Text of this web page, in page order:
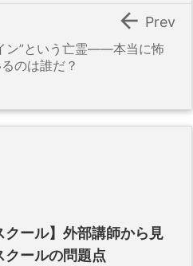
ン”という亡霊――本当に怖
のは誰だ？
 Prev
クール】外部講師から見
クールの問題点